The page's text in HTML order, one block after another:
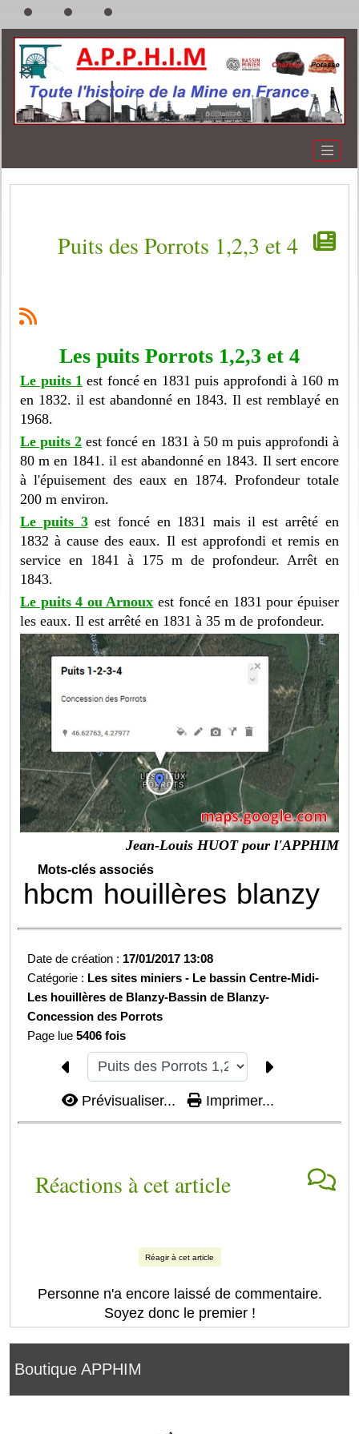
Boutique APPHIM
Puits des Porrots 1,2,3 et 4
Les puits Porrots 1,2,3 et 4
Le puits 1 est foncé en 1831 puis approfondi à 160 m
en 1832. il est abandonné en 1843. Il est remblayé en
1968.
Le puits 2 est foncé en 1831 à 50 m puis approfondi à
80 m en 1841. il est abandonné en 1843. Il sert encore
à l'épuisement des eaux en 1874. Profondeur totale
200 m environ.
Le puits 3est foncé en 1831 mais il est arrêté en
1832 à cause des eaux. Il est approfondi et remis en
service en 1841 à 175 m de profondeur. Arrêt en
1843.
Le puits 4 ou Arnoux est foncé en 1831 pour épuiser
les eaux. Il est arrêté en 1831 à 35 m de profondeur.
Jean-Louis HUOT pour l'APPHIM
Mots-clés associés
hbcm houillères blanzy
Date de création : 17/01/2017 13:08
Catégorie : Les sites miniers - Le bassin Centre-Midi-
Les houillères de Blanzy-Bassin de Blanzy-
Concession des Porrots
Page lue5406 fois
Prévisualiser... Imprimer...
Réactions à cet article
Réagir à cet article
Personne n'a encore laissé de commentaire.
Soyez donc le premier !